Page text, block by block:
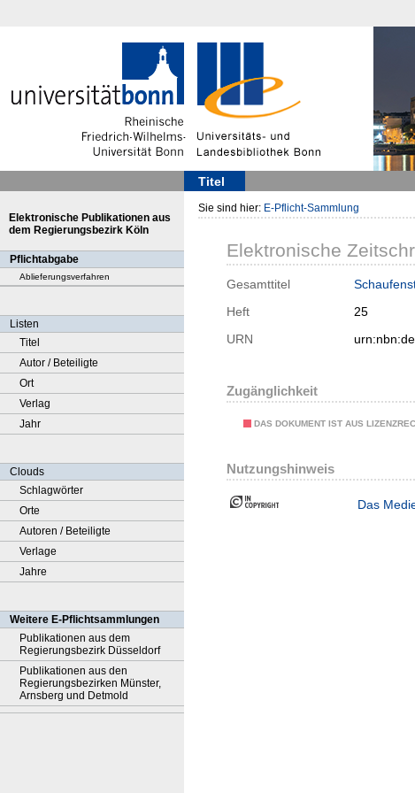
Titel
Elektronische Publikationen aus
dem Regierungsbezirk Köln
Pflichtabgabe
Ablieferungsverfahren
Listen
Titel
Autor / Beteiligte
Ort
Verlag
Jahr
Clouds
Schlagwörter
Orte
Autoren / Beteiligte
Verlage
Jahre
Weitere E-Pflichtsammlungen
Publikationen aus dem
Regierungsbezirk Düsseldorf
Publikationen aus den
Regierungsbezirken Münster,
Arnsberg und Detmold
Sie sind hier: E-Pflicht-Sammlung
Elektronische
Gesamttitel
Heft
25
URN
Zugänglichkeit
DAS DOKUMENT IST AUS
Nutzungshinweis
Das